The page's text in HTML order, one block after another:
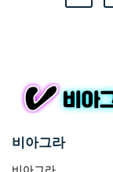
비아그라